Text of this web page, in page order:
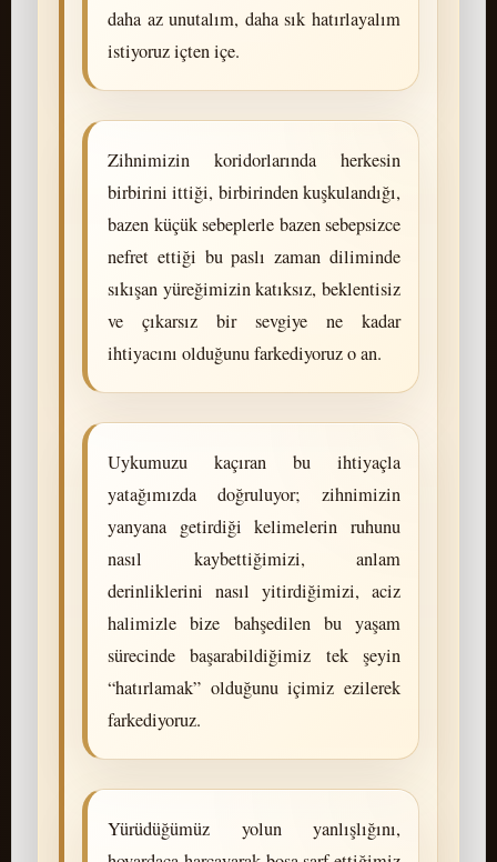
daha az unutalım, daha sık hatırlayalım
istiyoruz içten içe.
Zihnimizin koridorlarında herkesin
birbirini ittiği, birbirinden kuşkulandığı,
bazen küçük sebeplerle bazen sebepsizce
nefret ettiği bu paslı zaman diliminde
sıkışan yüreğimizin katıksız, beklentisiz
ve çıkarsız bir sevgiye ne kadar
ihtiyacını olduğunu farkediyoruz o an.
Uykumuzu kaçıran bu ihtiyaçla
yatağımızda doğruluyor; zihnimizin
yanyana getirdiği kelimelerin ruhunu
nasıl kaybettiğimizi, anlam
derinliklerini nasıl yitirdiğimizi, aciz
halimizle bize bahşedilen bu yaşam
sürecinde başarabildiğimiz tek şeyin
“hatırlamak” olduğunu içimiz ezilerek
farkediyoruz.
Yürüdüğümüz yolun yanlışlığını,